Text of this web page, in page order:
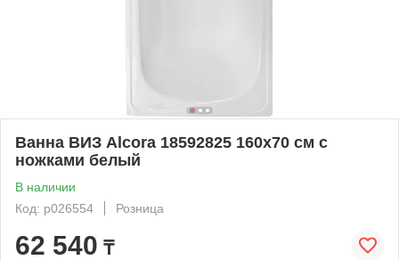
Ванна ВИЗ Alcora 18592825 160x70 см с
ножками белый
В наличии
Код: p026554
Розница
62 540 ₸